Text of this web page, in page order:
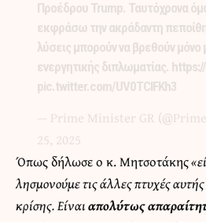
Προέδρου Trump. Ταυτόχρονα
εκφράσω την ακράδαντη
λύσεις μπορούν να βρεθούν
ενεργητικής διπλωματίας.
pic.twitter.com/UV0TCIFKh3
— Prime Minister GR
25, 2025
Όπως δήλωσε ο κ. Μητσοτάκης
λησμονούμε τις άλλες πτυχές
κρίσης. Είναιαπολύτως